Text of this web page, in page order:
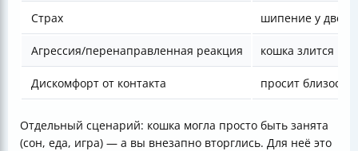
Страх шипение у
Агрессия/перенаправленная реакция кошка злится
Дискомфорт от контакта просит
Отдельный сценарий: кошка могла просто быть занята
(сон, еда, игра) — а вы внезапно вторглись. Для неё это